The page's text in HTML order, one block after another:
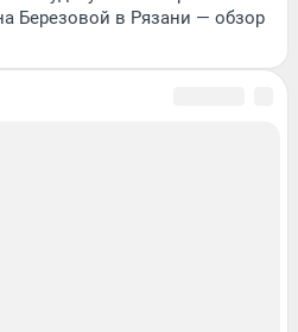
Березовой в Рязани — обзор